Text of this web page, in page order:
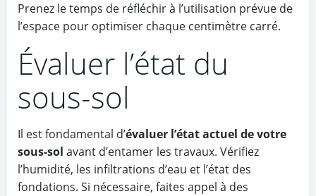
Prenez le temps de réfléchir à l’utilisation prévue de
l’espace pour optimiser chaque centimètre carré.
Évaluer l’état du
sous-sol
Il est fondamental d’évaluer l’état actuel de votre
sous-sol avant d’entamer les travaux. Vérifiez
l’humidité, les infiltrations d’eau et l’état des
fondations. Si nécessaire, faites appel à des